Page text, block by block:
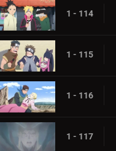
1 - 114
1 - 115
1 - 116
1 - 117